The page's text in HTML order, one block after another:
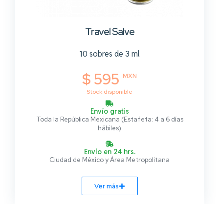
Travel Salve
10 sobres de 3 ml
$ 595 MXN
Stock disponible
Envío gratis
Toda la República Mexicana (Estafeta: 4 a 6 días
hábiles)
Envío en 24 hrs.
Ciudad de México y Área Metropolitana
Ver más